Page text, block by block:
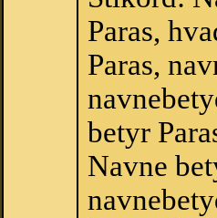
Paras,
Paras,
betyr
Navne